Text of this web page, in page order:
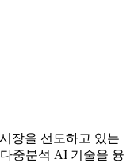
장을 선도하고 있는
중분석 AI 기술을 융